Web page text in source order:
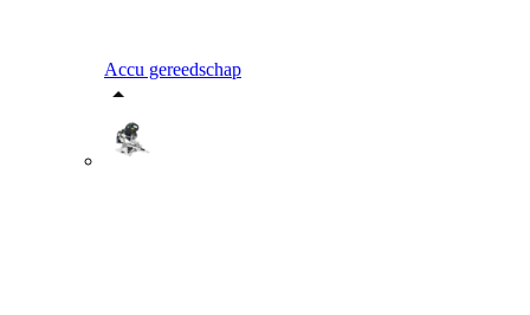
Accu gereedschap